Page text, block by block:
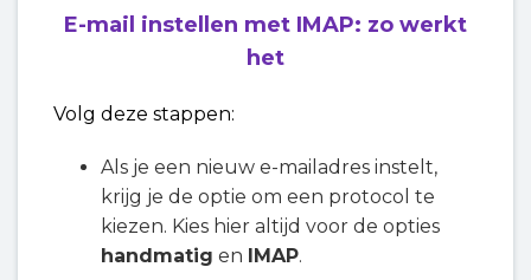
E-mail instellen met IMAP: zo werkt
het
Volg deze stappen:
Als je een nieuw e-mailadres instelt,
krijg je de optie om een protocol te
kiezen. Kies hier altijd voor de opties
handmatig en IMAP.